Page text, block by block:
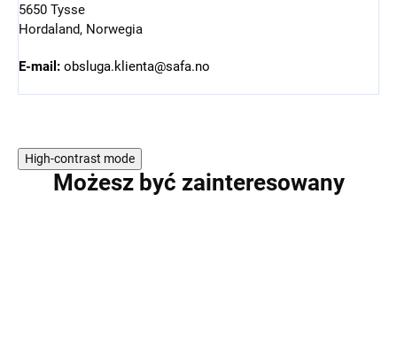
5650 Tysse
Hordaland, Norwegia
E-mail: obsluga.klienta@safa.no
High-contrast mode
Możesz być zainteresowany